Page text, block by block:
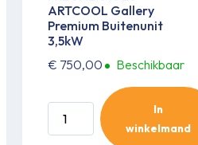
ARTCOOL Gallery
Premium Buitenunit
3,5kW
€ 750,00 Beschikbaar
A12GA2.U18
LG
In
winkelmand